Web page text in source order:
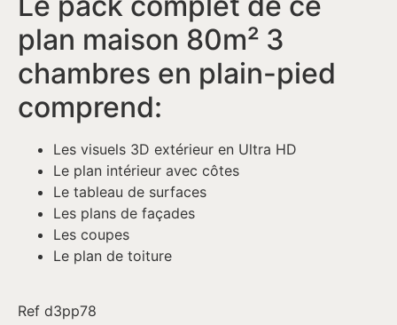
plan maison 80m² 3
chambres en plain-pied
comprend:
Les visuels 3D extérieur en Ultra HD
Le plan intérieur avec côtes
Le tableau de surfaces
Les plans de façades
Les coupes
Le plan de toiture
Ref d3pp78